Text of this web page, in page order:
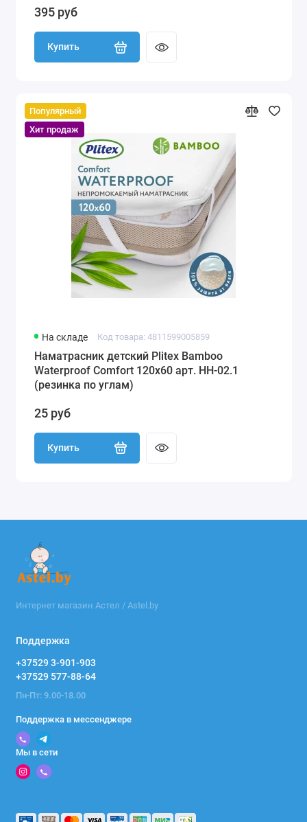
395 руб
Купить
Популярный
Хит продаж
На складе Код товара: 4811599005859
Наматрасник детский Plitex Bamboo
Waterproof Comfort 120х60 арт. НН-02.1
(резинка по углам)
25 руб
Купить
Интернет магазин Астел / Astel.by
Поддержка
+37529 3-901-903
+37529 577-88-64
Пн-Пт: 9.00-18.00
Поддержка в мессенджере
Мы в сети